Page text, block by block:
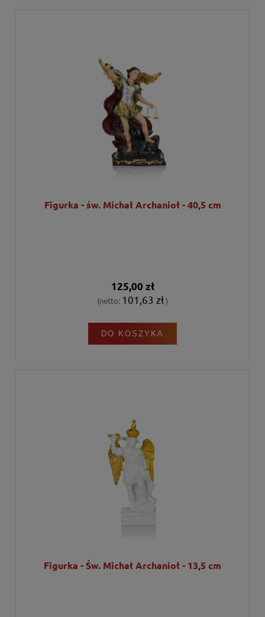
Figurka - św. Michał Archanioł - 40,5 cm
125,00 zł
(netto: 101,63 zł)
DO KOSZYKA
Figurka - Św. Michał Archanioł - 13,5 cm